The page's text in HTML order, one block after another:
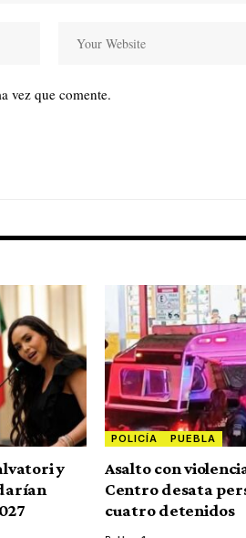
vez que comente.
y
POLICÍA PUEBLA
Asalto con
Centro desata
cuatro detenidos